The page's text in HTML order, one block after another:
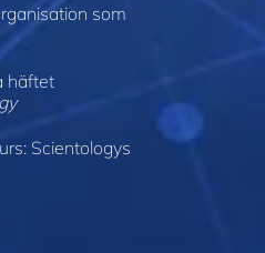
som
häftet
Scientologys